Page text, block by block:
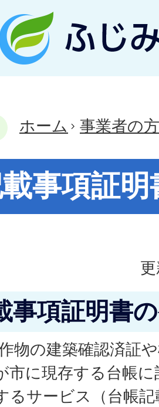
ホーム 事業者の
事項証
事項証明書
物の建築確認済証
市に現存する台帳
るサービス（台帳